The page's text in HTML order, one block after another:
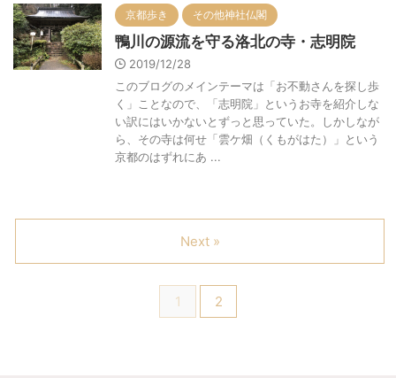
京都歩き その他神社仏閣
鴨川の源流を守る洛北の寺・志明院
2019/12/28
このブログのメインテーマは「お不動さんを探し歩
く」ことなので、「志明院」というお寺を紹介しな
い訳にはいかないとずっと思っていた。しかしなが
ら、その寺は何せ「雲ケ畑（くもがはた）」という
京都のはずれにあ ...
1 2
Next »